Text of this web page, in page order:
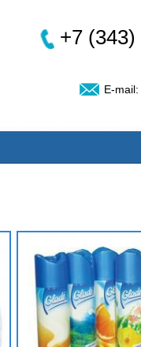
+7 (343)
E-mail: